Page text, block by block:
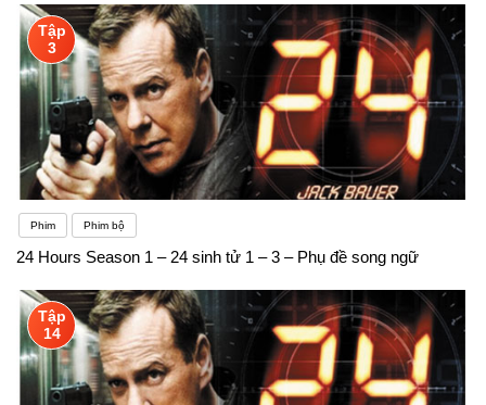
Tập
3
Phim Phim bộ
24 Hours Season 1 – 24 sinh tử 1 – 3 – Phụ đề song ngữ
Tập
14